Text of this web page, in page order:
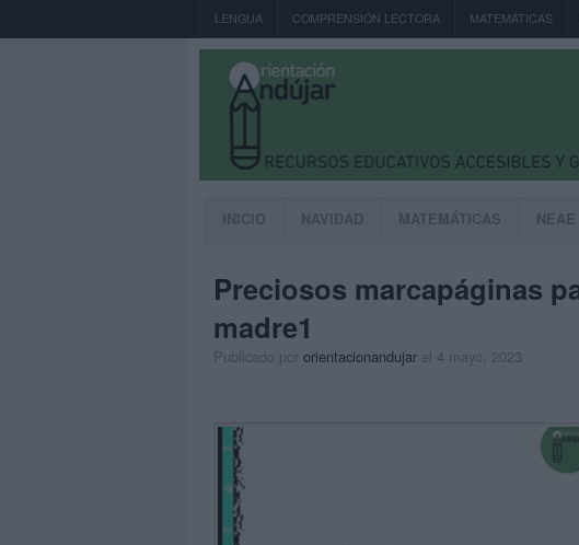
LENGUA COMPRENSIÓN LECTORA MATEMÁTICAS
INICIO NAVIDAD MATEMÁTICAS NEAE
Preciosos marcapáginas
madre1
Publicado por orientacionandujar el 4 mayo, 2023